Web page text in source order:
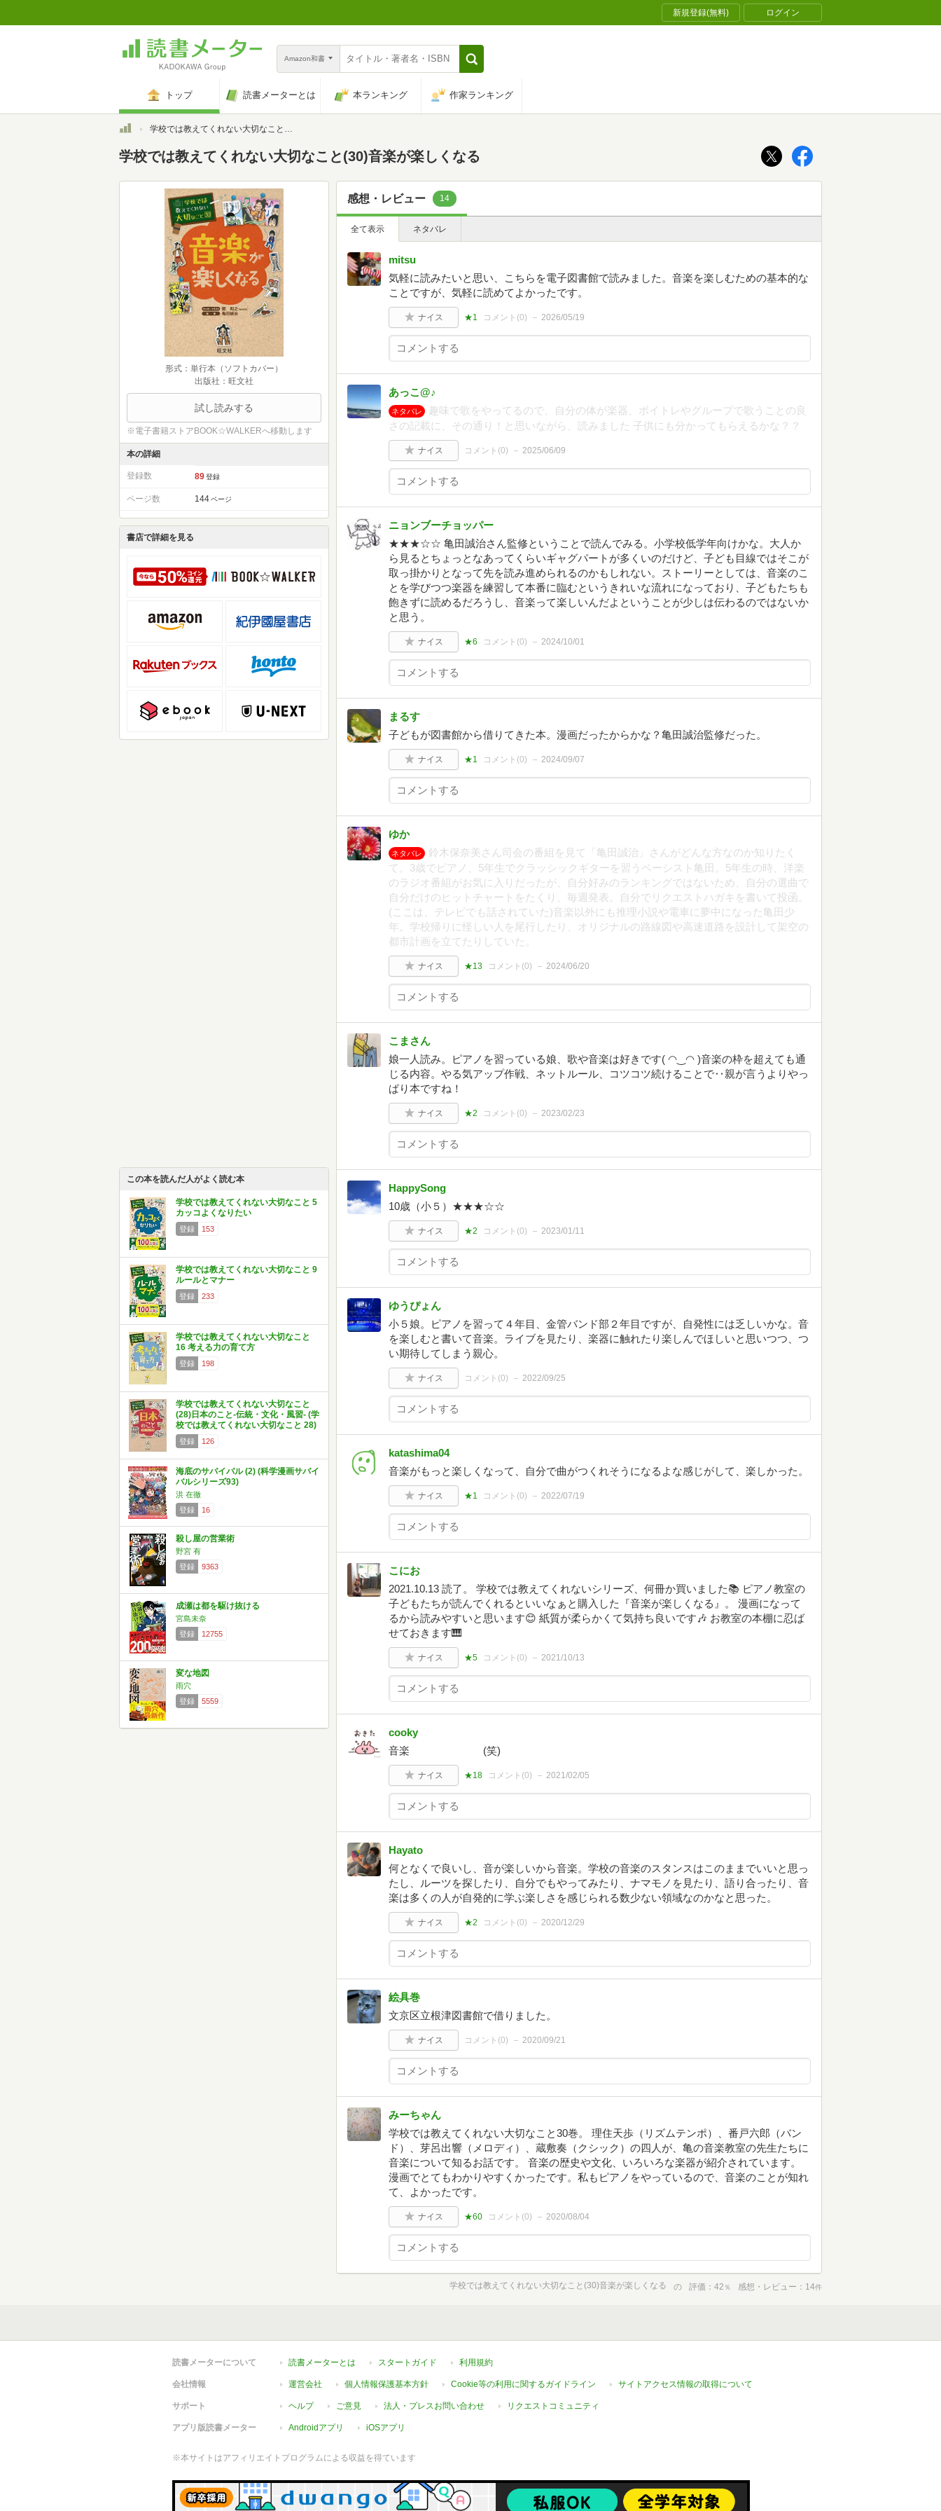
新規登録(無料) ログイン
Amazon和書
トップ 読書メーターとは 本ランキング 作家ランキング
トップ学校では教えてくれない大切なこと(30)音楽が楽しくなる
学校では教えてくれない大切なこと(30)音楽が楽しくなる
形式：単行本（ソフトカバー）
出版社：旺文社
試し読みする
※電子書籍ストアBOOK☆WALKERへ移動します
本の詳細
登録数 89 登録
ページ数 144 ページ
書店で詳細を見る
この本を読んだ人がよく読む本
学校では教えてくれない大切なこと 5
カッコよくなりたい
登録 153
学校では教えてくれない大切なこと 9
ルールとマナー
登録 233
学校では教えてくれない大切なこと
16 考える力の育て方
登録 198
学校では教えてくれない大切なこと
(28)日本のこと-伝統・文化・風習- (学
校では教えてくれない大切なこと 28)
登録 126
海底のサバイバル (2) (科学漫画サバイ
バルシリーズ93)
洪 在徹
登録
16
殺し屋の営業術
野宮 有
登録
9363
成瀬は都を駆け抜ける
宮島未奈
登録
12755
変な地図
雨穴
登録
5559
感想・レビュー 14
全て表示 ネタバレ
mitsu
気軽に読みたいと思い、こちらを電子図書館で読みました。音楽を楽しむための基本的な
ことですが、気軽に読めてよかったです。
ナイス ★1 コメント(0) 2026/05/19
あっこ@♪
ネタバレ
趣味で歌をやってるので、自分の体が楽器、ボイトレやグループで歌うことの良
さの記載に、その通り！と思いながら、読みました 子供にも分かってもらえるかな？？
ナイス コメント(0) 2025/06/09
ニョンブーチョッパー
★★★☆☆ 亀田誠治さん監修ということで読んでみる。小学校低学年向けかな。大人か
ら見るとちょっとなあってくらいギャグパートが多くいのだけど、子ども目線ではそこが
取っ掛かりとなって先を読み進められるのかもしれない。ストーリーとしては、音楽のこ
とを学びつつ楽器を練習して本番に臨むというきれいな流れになっており、子どもたちも
飽きずに読めるだろうし、音楽って楽しいんだよということが少しは伝わるのではないか
と思う。
ナイス ★6 コメント(0) 2024/10/01
まるす
子どもが図書館から借りてきた本。漫画だったからかな？亀田誠治監修だった。
ナイス ★1 コメント(0) 2024/09/07
ゆか
ネタバレ
鈴木保奈美さん司会の番組を見て「亀田誠治」さんがどんな方なのか知りたく
て。3歳でピアノ、5年生でクラッシックギターを習うベーシスト亀田。5年生の時、洋楽
のラジオ番組がお気に入りだったが、自分好みのランキングではないため、自分の選曲で
自分だけのヒットチャートをたくり、毎週発表。自分でリクエストハガキを書いて投函。
(ここは、テレビでも話されていた)音楽以外にも推理小説や電車に夢中になった亀田少
年。学校帰りに怪しい人を尾行したり、オリジナルの路線図や高速道路を設計して架空の
都市計画を立てたりしていた。
ナイス ★13 コメント(0) 2024/06/20
こまさん
娘一人読み。ピアノを習っている娘、歌や音楽は好きです( ◠‿◠ )音楽の枠を超えても通
じる内容。やる気アップ作戦、ネットルール、コツコツ続けることで‥親が言うよりやっ
ぱり本ですね！
ナイス ★2 コメント(0) 2023/02/23
HappySong
10歳（小５）★★★☆☆
ナイス ★2 コメント(0) 2023/01/11
ゆうぴょん
小５娘。ピアノを習って４年目、金管バンド部２年目ですが、自発性には乏しいかな。音
を楽しむと書いて音楽。ライブを見たり、楽器に触れたり楽しんでほしいと思いつつ、つ
い期待してしまう親心。
ナイス コメント(0) 2022/09/25
katashima04
音楽がもっと楽しくなって、自分で曲がつくれそうになるよな感じがして、楽しかった。
ナイス ★1 コメント(0) 2022/07/19
こにお
2021.10.13 読了。 学校では教えてくれないシリーズ、何冊か買いました📚 ピアノ教室の
子どもたちが読んでくれるといいなぁと購入した『音楽が楽しくなる』。 漫画になって
るから読みやすいと思います😊 紙質が柔らかくて気持ち良いです🎶 お教室の本棚に忍ば
せておきます🎹
ナイス ★5 コメント(0) 2021/10/13
cooky
音楽 (笑)
ナイス ★18 コメント(0) 2021/02/05
Hayato
何となくで良いし、音が楽しいから音楽。学校の音楽のスタンスはこのままでいいと思っ
たし、ルーツを探したり、自分でもやってみたり、ナマモノを見たり、語り合ったり、音
楽は多くの人が自発的に学ぶ楽しさを感じられる数少ない領域なのかなと思った。
ナイス ★2 コメント(0) 2020/12/29
絵具巻
文京区立根津図書館で借りました。
ナイス コメント(0) 2020/09/21
みーちゃん
学校では教えてくれない大切なこと30巻。 理住天歩（リズムテンポ）、番戸六郎（バン
ド）、芽呂出響（メロディ）、蔵敷奏（クシック）の四人が、亀の音楽教室の先生たちに
音楽について知るお話です。 音楽の歴史や文化、いろいろな楽器が紹介されています。
漫画でとてもわかりやすくかったです。私もピアノをやっているので、音楽のことが知れ
て、よかったです。
ナイス ★60 コメント(0) 2020/08/04
学校では教えてくれない大切なこと(30)音楽が楽しくなる の 評価 42 ％ 感想・レビュー 14件
読書メーターについて 読書メーターとは スタートガイド 利用規約
会社情報 運営会社 個人情報保護基本方針 Cookie等の利用に関するガイドライン サイトアクセス情報の取得について
サポート ヘルプ ご意見 法人・プレスお問い合わせ リクエストコミュニティ
アプリ版読書メーター Androidアプリ iOSアプリ
※本サイトはアフィリエイトプログラムによる収益を得ています